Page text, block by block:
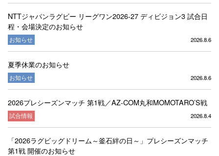
NTTジャパンラグビー リーグワン2026-27 ディビジョン3 試合日
程・会場決定のお知らせ
お知らせ 2026.8.6
夏季休業のお知らせ
お知らせ 2026.8.6
2026プレシーズンマッチ 第1戦／AZ-COM丸和MOMOTARO’S戦
試合情報 2026.8.4
「2026ラグビッグドリーム～釜石絆の日～」プレシーズンマッチ
第1戦 開催のお知らせ